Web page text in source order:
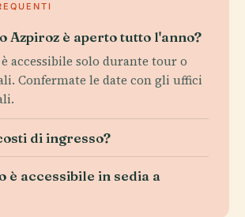
Azpiroz è aperto tutto l'anno?
accessibile solo durante tour o
Confermate le date con gli uffici
di ingresso?
è accessibile in sedia a